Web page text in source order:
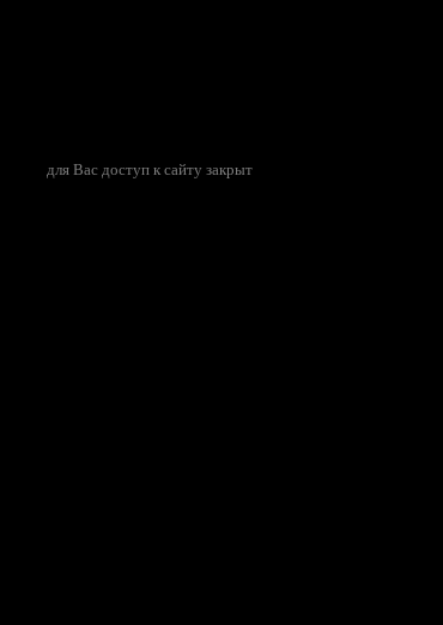
для Вас доступ к сайту закрыт